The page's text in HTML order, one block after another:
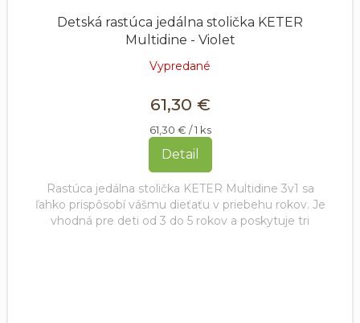
Detská rastúca jedálna stolička KETER
Multidine - Violet
Vypredané
61,30 €
Jednotková
cena:
61,30 € / 1 ks
Detail
Rastúca jedálna stolička KETER Multidine 3v1 sa
ľahko prispôsobí vášmu dieťaťu v priebehu rokov. Je
vhodná pre deti od 3 do 5 rokov a poskytuje tri